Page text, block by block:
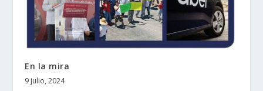
En la mira
9 julio, 2024